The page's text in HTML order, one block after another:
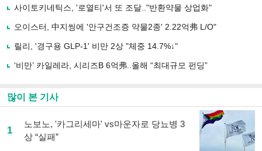
사
유
기
사이토키네틱스, '로열티'서 또 조달.."반환약물 상업화"
오이스터, 中지씽에 '안구건조증 약물2종' 2.22억弗 L/O"
릴리, '경구용 GLP-1' 비만 2상 "체중 14.7%↓"
‘비만’ 카일레라, 시리즈B 6억弗..올해 “최대규모 펀딩”
많이 본 기사
1
노보노, '카그리세마' vs마운자로 당뇨병 3
상 “실패”